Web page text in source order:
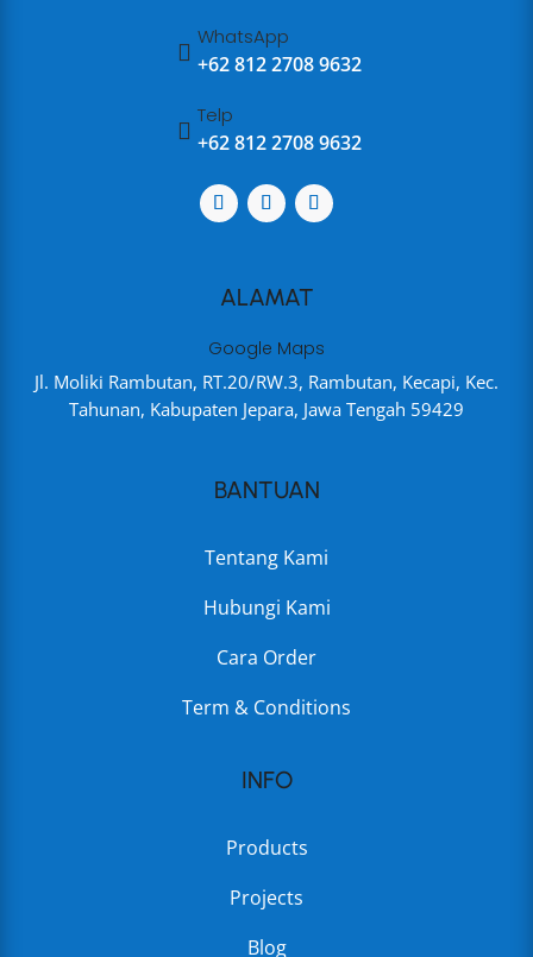

WhatsApp
+62 812 2708 9632

Telp
+62 812 2708 9632
ALAMAT
Google Maps
Jl. Moliki Rambutan, RT.20/RW.3, Rambutan, Kecapi, Kec.
Tahunan, Kabupaten Jepara, Jawa Tengah 59429
BANTUAN
Tentang Kami
Hubungi Kami
Cara Order
Term & Conditions
INFO
Products
Projects
Blog